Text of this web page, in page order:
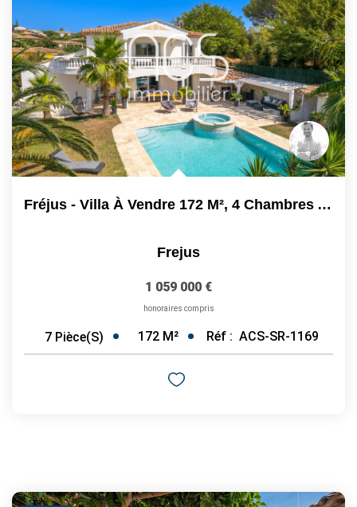
Fréjus - Villa À Vendre 172 M², 4 Chambres Avec Piscine &...
Frejus
1 059 000 €
honoraires compris
7 Pièce(s) 172 M² Réf : ACS-SR-1169